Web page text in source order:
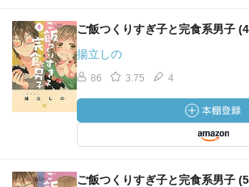
ご飯つくりすぎ子と完食系男子
揚立しの
86 3.75 4
ご飯つくりすぎ子と完食系男子